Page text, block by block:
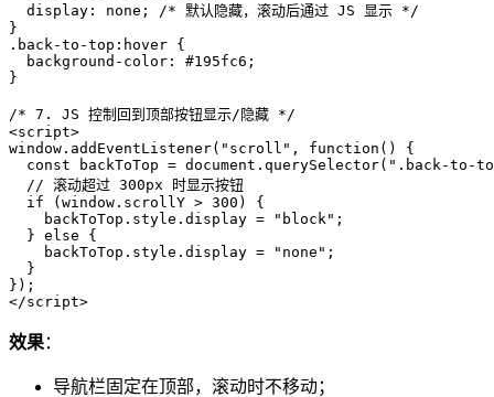
display : none;
/* 默认隐藏，滚动后通过 JS 显示 */
.back-to-top :hover {
background-color : #195fc6 ;
}
/* 7. JS 控制回到顶部按钮显示/隐藏 */
<script>
window .addEventListener("scroll", function() {
  const backToTop = document
.querySelector(" .back-to-
  // 滚动超过
300px 时显示按钮
  if (window
.scrollY > 300 ) {
    backToTop
.style .display = "block";
  } else {
    backToTop
.style .display = " none ";
  }
});
</script>
效果：
导航栏固定在顶部，滚动时不移动；